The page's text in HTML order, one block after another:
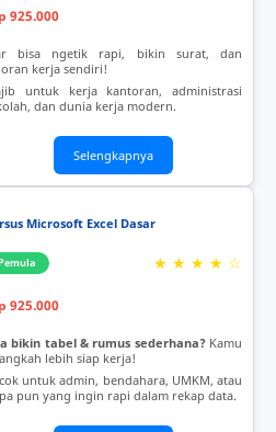
925.000
bisa ngetik rapi, bikin surat, dan
kerja sendiri!
untuk kerja kantoran, administrasi
dan dunia kerja modern.
Selengkapnya
Microsoft Excel Dasar
★ ★ ★ ★ ☆
925.000
bikin tabel & rumus sederhana?Kamu
lebih siap kerja!
untuk admin, bendahara, UMKM, atau
pun yang ingin rapi dalam rekap data.